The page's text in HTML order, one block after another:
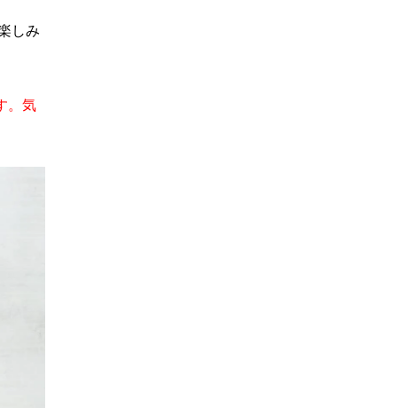
しみ
。気